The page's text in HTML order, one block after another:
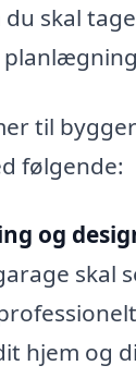
du skal
til
følgende:
og
skal
hjem og